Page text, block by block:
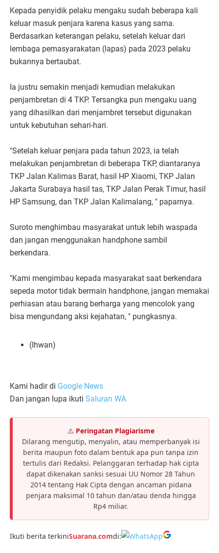
Kepada penyidik pelaku mengaku sudah beberapa kali
keluar masuk penjara karena kasus yang sama.
Berdasarkan keterangan pelaku, setelah keluar dari
lembaga pemasyarakatan (lapas) pada 2023 pelaku
bukannya bertaubat.
Ia justru semakin menjadi kemudian melakukan
penjambretan di 4 TKP. Tersangka pun mengaku uang
yang dihasilkan dari menjambret tersebut digunakan
untuk kebutuhan sehari-hari.
"Setelah keluar penjara pada tahun 2023, ia telah
melakukan penjambretan di beberapa TKP, diantaranya
TKP Jalan Kalimas Barat, hasil HP Xiaomi, TKP Jalan
Jakarta Surabaya hasil tas, TKP Jalan Perak Timur, hasil
HP Samsung, dan TKP Jalan Kalimalang, " paparnya.
Suroto menghimbau masyarakat untuk lebih waspada
dan jangan menggunakan handphone sambil
berkendara.
"Kami mengimbau kepada masyarakat saat berkendara
sepeda motor tidak bermain handphone, jangan memakai
perhiasan atau barang berharga yang mencolok yang
bisa mengundang aksi kejahatan, " pungkasnya.
(Ihwan)
Kami hadir di Google News
Dan jangan lupa ikuti Saluran WA
⚠️ Peringatan Plagiarisme
Dilarang mengutip, menyalin, atau memperbanyak isi
berita maupun foto dalam bentuk apa pun tanpa izin
tertulis dari Redaksi. Pelanggaran terhadap hak cipta
dapat dikenakan sanksi sesuai UU Nomor 28 Tahun
2014 tentang Hak Cipta dengan ancaman pidana
penjara maksimal 10 tahun dan/atau denda hingga
Rp4 miliar.
Ikuti berita terkiniSuarana.comdi: